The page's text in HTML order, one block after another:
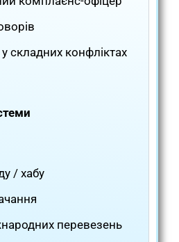
складних конфліктах
/ хабу
перевезень